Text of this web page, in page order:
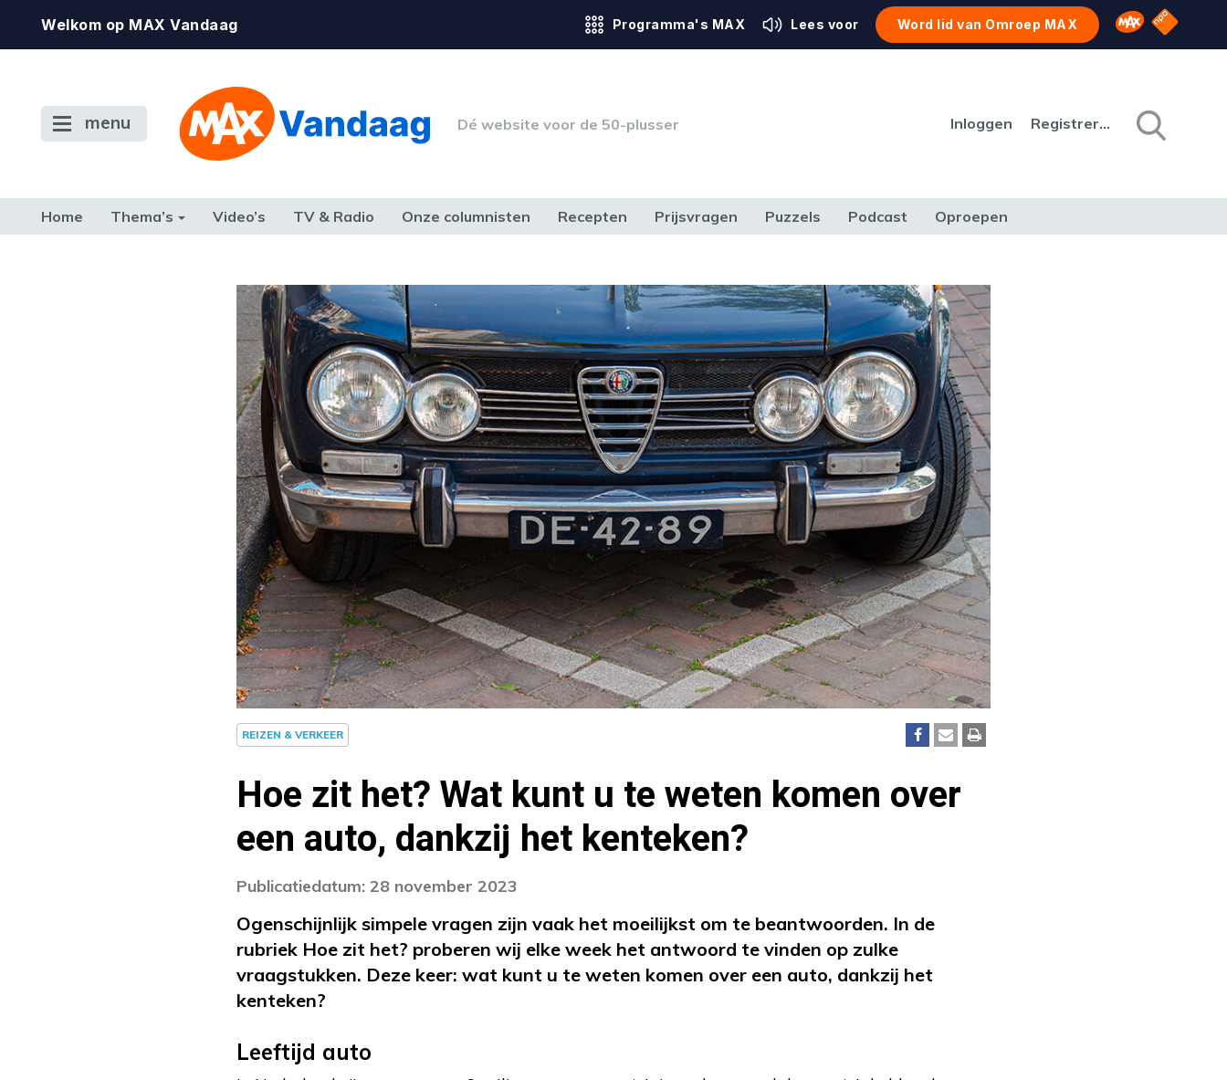
Welkom op MAX Vandaag Programma's MAX Lees voor Word lid van Omroep MAX Omroep MAX
NPO
menu Dé website voor de 50-plusser Inloggen Registreren
Home Thema’s Video’s TV & Radio Onze columnisten Recepten Prijsvragen Puzzels Podcast Oproepen
REIZEN & VERKEER
Hoe zit het? Wat kunt u te weten komen over
een auto, dankzij het kenteken?
Publicatiedatum: 28 november 2023
Ogenschijnlijk simpele vragen zijn vaak het moeilijkst om te beantwoorden. In de
rubriek Hoe zit het? proberen wij elke week het antwoord te vinden op zulke
vraagstukken. Deze keer: wat kunt u te weten komen over een auto, dankzij het
kenteken?
Leeftijd auto